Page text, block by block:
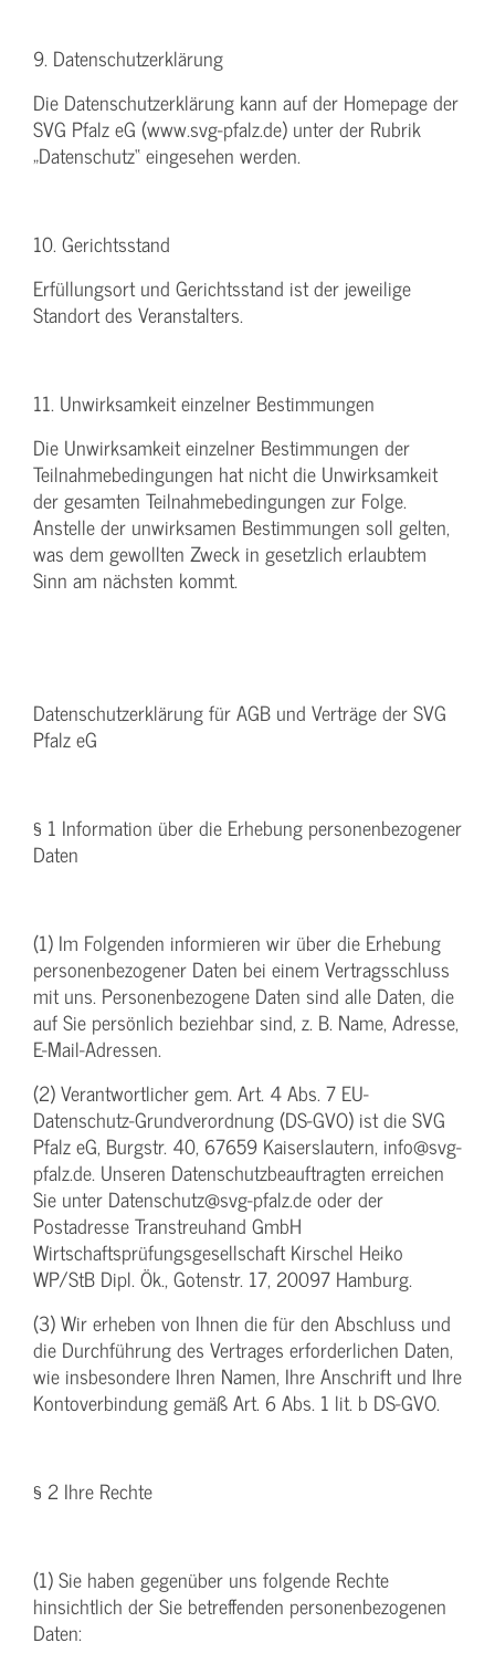
9. Datenschutzerklärung
Die Datenschutzerklärung kann auf der Homepage der
SVG Pfalz eG (www.svg-pfalz.de) unter der Rubrik
„Datenschutz“ eingesehen werden.
10. Gerichtsstand
Erfüllungsort und Gerichtsstand ist der jeweilige
Standort des Veranstalters.
11. Unwirksamkeit einzelner Bestimmungen
Die Unwirksamkeit einzelner Bestimmungen der
Teilnahmebedingungen hat nicht die Unwirksamkeit
der gesamten Teilnahmebedingungen zur Folge.
Anstelle der unwirksamen Bestimmungen soll gelten,
was dem gewollten Zweck in gesetzlich erlaubtem
Sinn am nächsten kommt.
Datenschutzerklärung für AGB und Verträge der SVG
Pfalz eG
§ 1 Information über die Erhebung personenbezogener
Daten
(1) Im Folgenden informieren wir über die Erhebung
personenbezogener Daten bei einem Vertragsschluss
mit uns. Personenbezogene Daten sind alle Daten, die
auf Sie persönlich beziehbar sind, z. B. Name, Adresse,
E-Mail-Adressen.
(2) Verantwortlicher gem. Art. 4 Abs. 7 EU-
Datenschutz-Grundverordnung (DS-GVO) ist die SVG
Pfalz eG, Burgstr. 40, 67659 Kaiserslautern, info@svg-
pfalz.de. Unseren Datenschutzbeauftragten erreichen
Sie unter Datenschutz@svg-pfalz.de oder der
Postadresse Transtreuhand GmbH
Wirtschaftsprüfungsgesellschaft Kirschel Heiko
WP/StB Dipl. Ök., Gotenstr. 17, 20097 Hamburg.
(3) Wir erheben von Ihnen die für den Abschluss und
die Durchführung des Vertrages erforderlichen Daten,
wie insbesondere Ihren Namen, Ihre Anschrift und Ihre
Kontoverbindung gemäß Art. 6 Abs. 1 lit. b DS-GVO.
§ 2 Ihre Rechte
(1) Sie haben gegenüber uns folgende Rechte
hinsichtlich der Sie betreffenden personenbezogenen
Daten: